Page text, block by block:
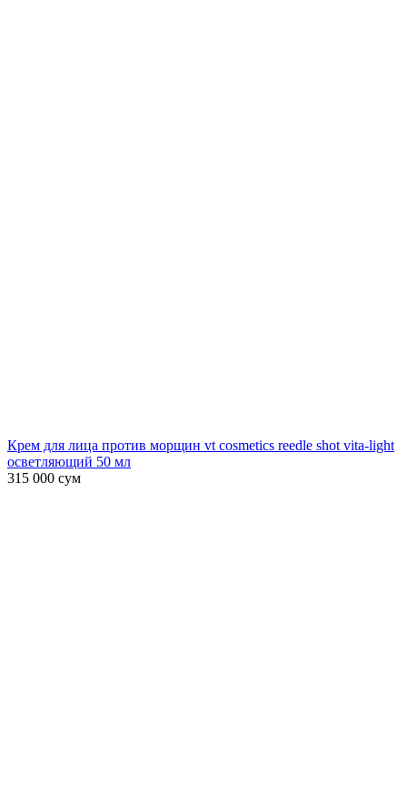
Крем для лица против морщин vt cosmetics reedle shot vita-light
осветляющий 50 мл
315 000 сум